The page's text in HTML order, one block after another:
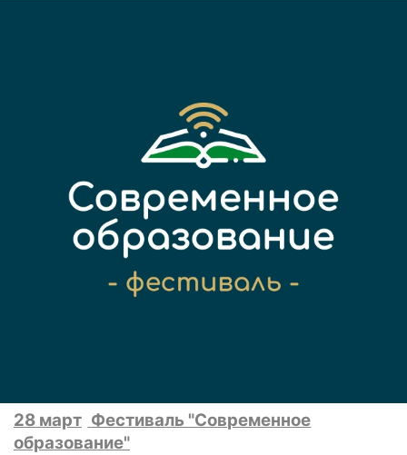
28 март Фестиваль "Современное
образование"